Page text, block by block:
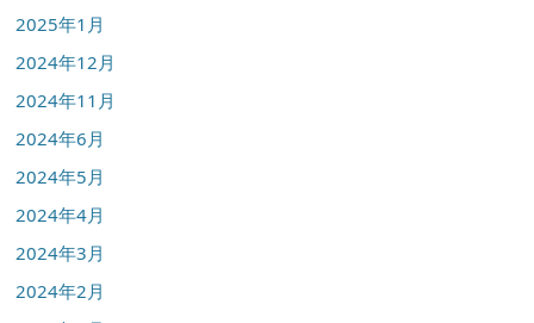
2025年1月
2024年12月
2024年11月
2024年6月
2024年5月
2024年4月
2024年3月
2024年2月